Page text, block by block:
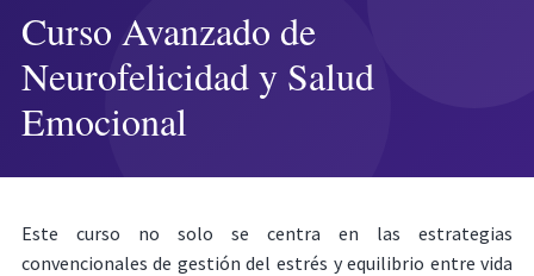
Curso Avanzado de
Neurofelicidad y Salud
Emocional
Este curso no solo se centra en las estrategias
convencionales de gestión del estrés y equilibrio entre vida